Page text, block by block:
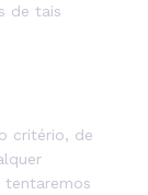
de tais
critério, de
tentaremos